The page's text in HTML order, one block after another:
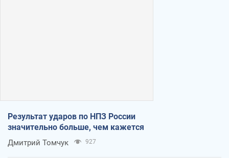
Результат ударов по НПЗ России
значительно больше, чем кажется
Дмитрий Томчук 927